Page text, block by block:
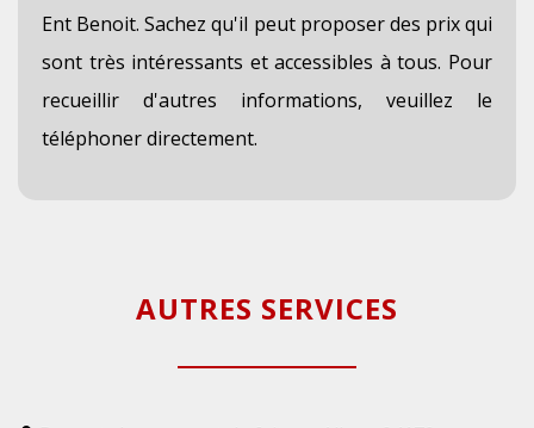
Ent Benoit. Sachez qu'il peut proposer des prix qui
sont très intéressants et accessibles à tous. Pour
recueillir d'autres informations, veuillez le
téléphoner directement.
AUTRES SERVICES